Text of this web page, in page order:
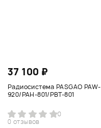
37 100 ₽
Радиосистема PASGAO PAW-
920/PAH-801/PBT-801
0
0 отзывов